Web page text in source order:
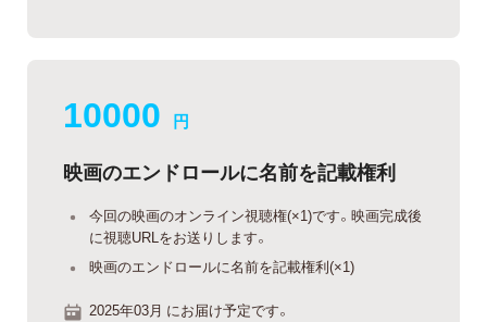
10000 円
映画のエンドロールに名前を記載権利
今回の映画のオンライン視聴権(×1)です。映画完成後
に視聴URLをお送りします。
映画のエンドロールに名前を記載権利(×1)
2025年03月 にお届け予定です。